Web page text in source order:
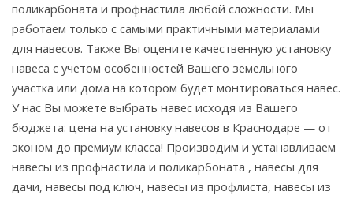
поликарбоната и профнастила любой сложности. Мы
работаем только с самыми практичными материалами
для навесов. Также Вы оцените качественную установку
навеса с учетом особенностей Вашего земельного
участка или дома на котором будет монтироваться навес.
У нас Вы можете выбрать навес исходя из Вашего
бюджета: цена на установку навесов в Краснодаре — от
эконом до премиум класса! Производим и устанавливаем
навесы из профнастила и поликарбоната , навесы для
дачи, навесы под ключ, навесы из профлиста, навесы из